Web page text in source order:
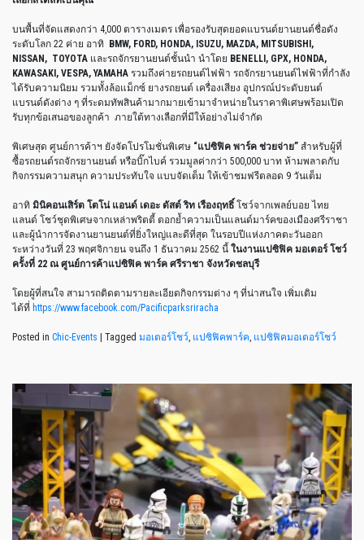
บนพื้นที่จัดแสดงกว่า 4,000 ตารางเมตร เพื่อรองรับสุดยอดแบรนด์ยานยนต์ชื่อดัง
ระดับโลก 22 ค่าย อาทิ BMW, FORD, HONDA, ISUZU, MAZDA, MITSUBISHI,
NISSAN, TOYOTA และรถจักรยานยนต์ชั้นนำ นำโดย BENELLI, GPX, HONDA,
KAWASAKI, VESPA, YAMAHA รวมถึงค่ายรถยนต์ไฟฟ้า รถจักรยานยนต์ไฟฟ้าที่กำลัง
ได้รับความนิยม รวมทั้งล้อแม็กซ์ ยางรถยนต์ เครื่องเสียง อุปกรณ์ประดับยนต์
แบรนด์ดังต่าง ๆ ที่ระดมทัพสินค้ามากมายเข้ามาจำหน่ายในราคาพิเศษพร้อมเปิด
รับทุกข้อเสนอของลูกค้า ภายใต้ทางเลือกที่มีให้อย่างไม่จำกัด
พิเศษสุด ศูนย์การค้าฯ ยังจัดโปรโมชั่นพิเศษ “แปซิฟิค พาร์ค ช่วยจ่าย” สำหรับผู้ที่
ซื้อรถยนต์รถจักรยานยนต์ หรือบิ๊กไบค์ รวมมูลค่ากว่า 500,000 บาท ห้ามพลาดกับ
กิจกรรมความสนุก ความประทับใจ แบบจัดเต็ม ให้เข้าชมฟรีตลอด 9 วันเต็ม
อาทิ มินิคอนเสิร์ต โตโน่ แอนด์ เดอะ ดัสต์ ริท เรืองฤทธิ์ โชว์จากเพลย์บอย ไทย
แลนด์ โชว์ชุดพิเศษจากเหล่าพริตตี้ ตอกย้ำความเป็นแลนด์มาร์คของเมืองศรีราชา
และผู้นำการจัดงานยานยนต์ที่ยิ่งใหญ่และดีที่สุด ในรอบปีแห่งภาคตะวันออก
ระหว่างวันที่ 23 พฤศจิกายน จนถึง 1 ธันวาคม 2562 นี้ ในงานแปซิฟิค มอเตอร์ โชว์
ครั้งที่ 22 ณ ศูนย์การค้าแปซิฟิค พาร์ค ศรีราชา จังหวัดชลบุรี
โดยผู้ที่สนใจ สามารถติดตามรายละเอียดกิจกรรมต่าง ๆ ที่น่าสนใจ เพิ่มเติม
ได้ที่ https://www.facebook.com/Pacificparksriracha
Posted in Chic-Events | Tagged มอเตอร์โชว์, แปซิฟิคพาร์ค, แปซิฟิคมอเตอร์โชว์